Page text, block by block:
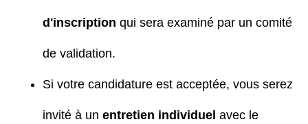
d'inscription qui sera examiné par un comité
de validation.
Si votre candidature est acceptée, vous serez
invité à un entretien individuel avec le